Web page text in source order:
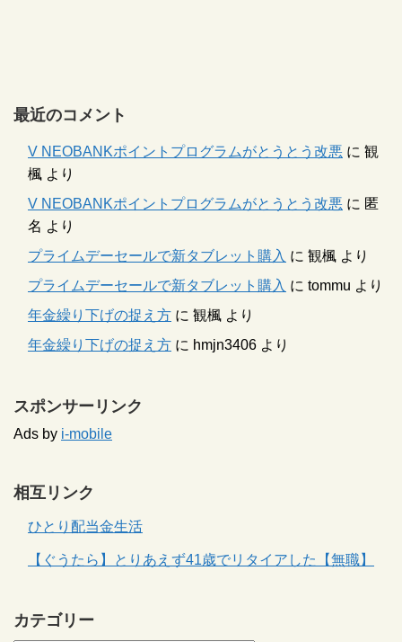
最近のコメント
V NEOBANKポイントプログラムがとうとう改悪 に 観
楓 より
V NEOBANKポイントプログラムがとうとう改悪 に 匿
名 より
プライムデーセールで新タブレット購入 に 観楓 より
プライムデーセールで新タブレット購入 に tommu より
年金繰り下げの捉え方 に 観楓 より
年金繰り下げの捉え方 に hmjn3406 より
スポンサーリンク
Ads by i-mobile
相互リンク
ひとり配当金生活
【ぐうたら】とりあえず41歳でリタイアした【無職】
カテゴリー